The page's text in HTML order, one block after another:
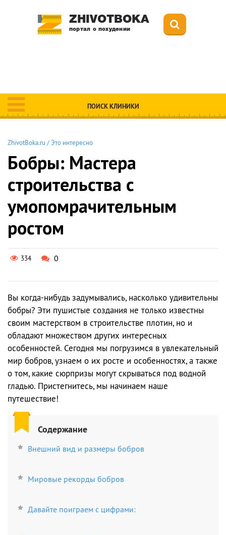
ZHIVOTBOKA
портал о похудении
ПОИСК КЛИНИКИ
ZhivotBoka.ru /Это интересно
Бобры: Мастера
строительства с
умопомрачительным
ростом
334 0
Вы когда-нибудь задумывались, насколько удивительны
бобры? Эти пушистые создания не только известны
своим мастерством в строительстве плотин, но и
обладают множеством других интересных
особенностей. Сегодня мы погрузимся в увлекательный
мир бобров, узнаем о их росте и особенностях, а также
о том, какие сюрпризы могут скрываться под водной
гладью. Пристегнитесь, мы начинаем наше
путешествие!
Содержание
Внешний вид и размеры бобров
Мировые рекорды бобров
Давайте поиграем с цифрами: